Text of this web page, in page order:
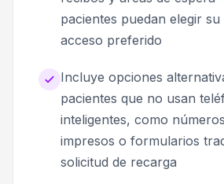
pacientes puedan elegir su
acceso preferido
Incluye opciones
pacientes que no usan
inteligentes, como
impresos o formularios
solicitud de recarga